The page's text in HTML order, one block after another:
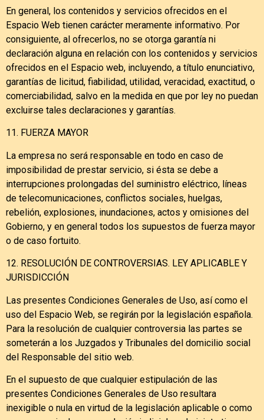
En general, los contenidos y servicios ofrecidos en el
Espacio Web tienen carácter meramente informativo. Por
consiguiente, al ofrecerlos, no se otorga garantía ni
declaración alguna en relación con los contenidos y servicios
ofrecidos en el Espacio web, incluyendo, a título enunciativo,
garantías de licitud, fiabilidad, utilidad, veracidad, exactitud, o
comerciabilidad, salvo en la medida en que por ley no puedan
excluirse tales declaraciones y garantías.
11. FUERZA MAYOR
La empresa no será responsable en todo en caso de
imposibilidad de prestar servicio, si ésta se debe a
interrupciones prolongadas del suministro eléctrico, líneas
de telecomunicaciones, conflictos sociales, huelgas,
rebelión, explosiones, inundaciones, actos y omisiones del
Gobierno, y en general todos los supuestos de fuerza mayor
o de caso fortuito.
12. RESOLUCIÓN DE CONTROVERSIAS. LEY APLICABLE Y
JURISDICCIÓN
Las presentes Condiciones Generales de Uso, así como el
uso del Espacio Web, se regirán por la legislación española.
Para la resolución de cualquier controversia las partes se
someterán a los Juzgados y Tribunales del domicilio social
del Responsable del sitio web.
En el supuesto de que cualquier estipulación de las
presentes Condiciones Generales de Uso resultara
inexigible o nula en virtud de la legislación aplicable o como